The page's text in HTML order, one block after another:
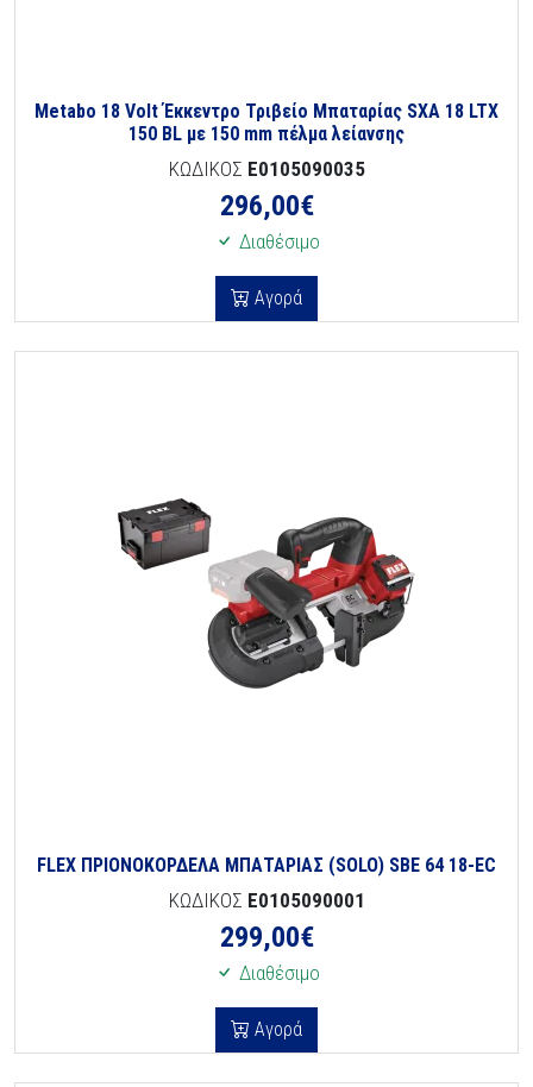
Metabo 18 Volt Έκκεντρο Τριβείο Μπαταρίας SXA 18 LTX
150 BL με 150 mm πέλμα λείανσης
ΚΩΔΙΚΟΣ E0105090035
296,00€
Διαθέσιμο
Αγορά
FLEX ΠΡΙΟΝΟΚΟΡΔΕΛΑ ΜΠΑΤΑΡΙΑΣ (SOLO) SBE 64 18-EC
ΚΩΔΙΚΟΣ E0105090001
299,00€
Διαθέσιμο
Αγορά